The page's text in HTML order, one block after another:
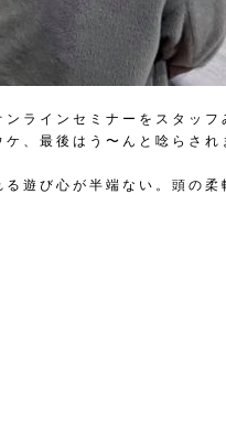
ンラインセミナーをスタッ
ケ、最後はう〜んと唸らされ
る遊び心が半端ない。頭の柔